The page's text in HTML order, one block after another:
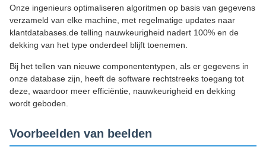
Onze ingenieurs optimaliseren algoritmen op basis van gegevens
verzameld van elke machine, met regelmatige updates naar
klantdatabases.de telling nauwkeurigheid nadert 100% en de
dekking van het type onderdeel blijft toenemen.
Bij het tellen van nieuwe componententypen, als er gegevens in
onze database zijn, heeft de software rechtstreeks toegang tot
deze, waardoor meer efficiëntie, nauwkeurigheid en dekking
wordt geboden.
Voorbeelden van beelden